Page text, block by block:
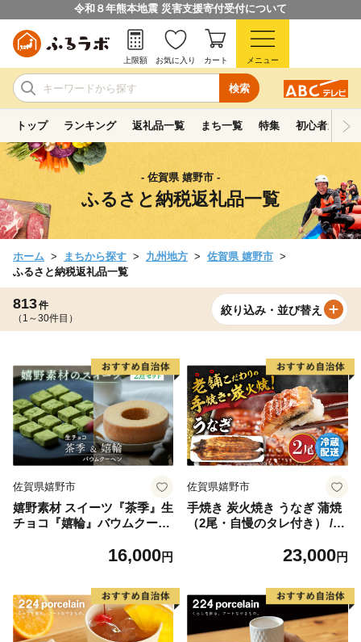
令和８年熊本地震 災害支援寄付受付について
検索
上限額 お気に入り カート メニュー
トップ ランキング 返礼品一覧 まち一覧 特集 初心者ガイド
- 佐賀県 嬉野市 -
ふるさと納税返礼品一覧
ホーム まちから探す 九州地方
佐賀県 嬉野市
ふるさと納税返礼品一覧
813件
（1～30件目）
絞り込み・並び替え
佐賀県嬉野市
嬉野素材 スイーツ『茶季』生
チョコ『嬉輪』バウムクーヘ
イーツ 抹茶 茶スイーツ チョ
16,000円
佐賀県嬉野市
手焼き 炭火焼き うなぎ 蒲焼
（2尾・自慢のタレ付き） /
老舗【中野鮮魚店】[NAI003]
23,000円